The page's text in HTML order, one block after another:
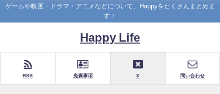
ゲームや映画・ドラマ・アニメなどについて、Happyをたくさんまとめま
す！
Happy Life
RSS 免責事項 X 問い合わせ